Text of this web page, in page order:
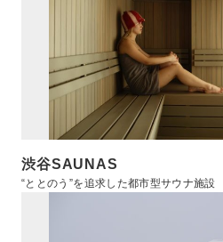
渋谷SAUNAS
“ととのう”を追求した都市型サウナ施設